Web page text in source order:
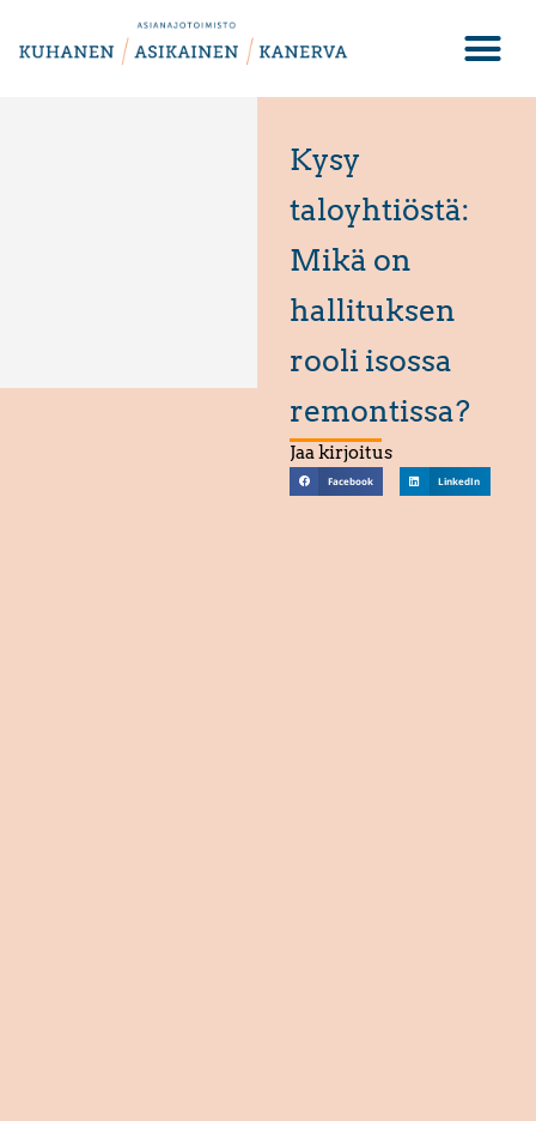
Kysy
taloyhtiöstä:
Mikä on
hallituksen
rooli isossa
remontissa?
Jaa kirjoitus
Facebook LinkedIn